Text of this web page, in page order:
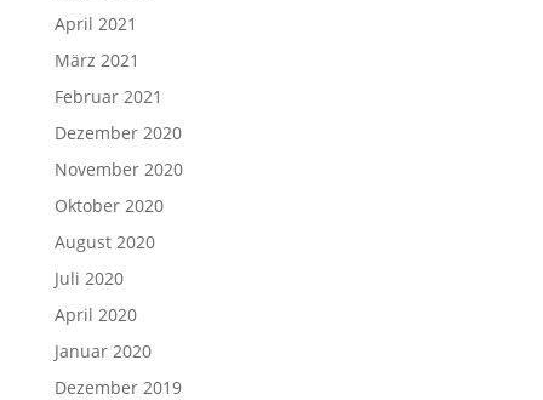
April 2021
März 2021
Februar 2021
Dezember 2020
November 2020
Oktober 2020
August 2020
Juli 2020
April 2020
Januar 2020
Dezember 2019